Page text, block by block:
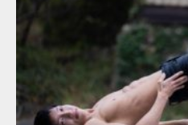
Update:
紅葉とマッチョ2
ダウンロード